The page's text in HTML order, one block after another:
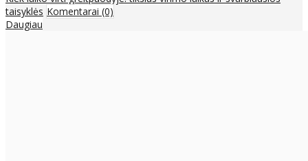
taisyklės Komentarai (0)
Daugiau